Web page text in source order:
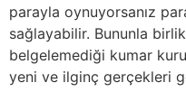
parayla oynuyorsanız
sağlayabilir. Bununla
belgelemediği kumar
yeni ve ilginç gerçekleri